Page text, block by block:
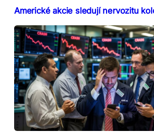
Americké akcie sledují nervozitu